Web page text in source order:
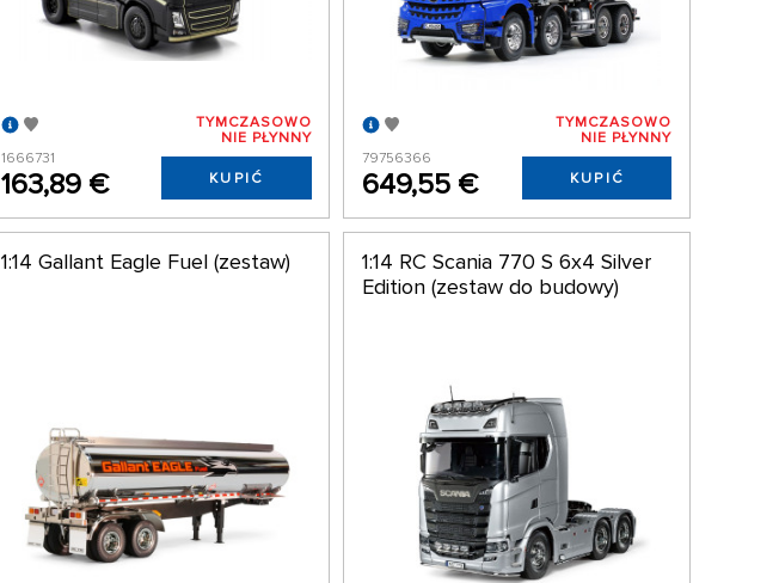
1666731
163,89 €
TYMCZASOWO
NIE PŁYNNY
KUPIĆ
79756366
649,55 €
TYMCZASOWO
NIE PŁYNNY
KUPIĆ
1:14 Gallant Eagle Fuel (zestaw)
1:14 RC Scania 770 S 6x4 Silver
Edition (zestaw do budowy)